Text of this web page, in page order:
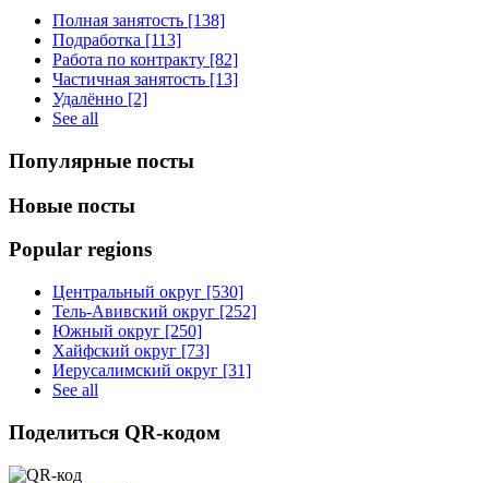
Полная занятость [138]
Подработка [113]
Работа по контракту [82]
Частичная занятость [13]
Удалённо [2]
See all
Популярные посты
Новые посты
Popular regions
Центральный округ [530]
Тель-Авивский округ [252]
Южный округ [250]
Хайфский округ [73]
Иерусалимский округ [31]
See all
Поделиться QR-кодом